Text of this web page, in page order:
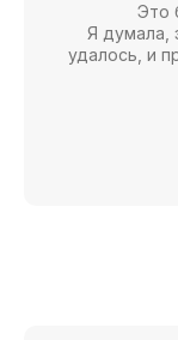
Это
Я думала,
удалось, и